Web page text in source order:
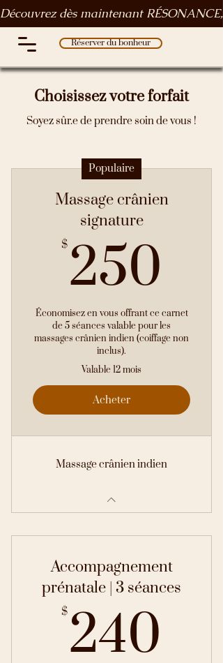
Découvrez dès maintenant
Réserver du bonheur
Choisissez votre forfait
Soyez sûr.e de prendre soin de vous !
Populaire
Massage crânien
signature
$ 250
Économisez en vous offrant ce carnet
de 5 séances valable pour les
massages crânien indien (coiffage non
inclus).
Valable 12 mois
Acheter
Massage crânien indien
Accompagnement
prénatale | 3 séances
$ 240